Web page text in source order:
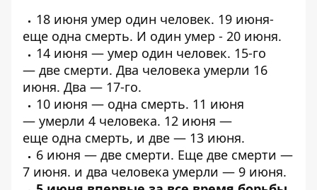
18 июня умер один человек. 19 июня-
еще одна смерть. И один умер - 20 июня.
14 июня — умер один человек. 15-го
— две смерти. Два человека умерли 16
июня. Два — 17-го.
10 июня — одна смерть. 11 июня
— умерли 4 человека. 12 июня —
еще одна смерть, и две — 13 июня.
6 июня — две смерти. Еще две смерти —
7 июня. и два человека умерли — 9 июня.